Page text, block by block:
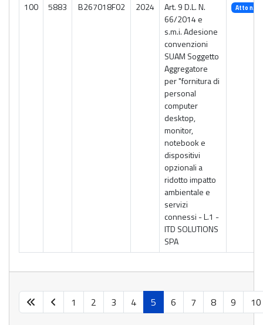
100 5883 B267018F02 2024
Art. 9 D.L. N.
66/2014 e
s.m.i. Adesione
convenzioni
SUAM Soggetto
Aggregatore
per "fornitura di
personal
computer
desktop,
monitor,
notebook e
dispositivi
opzionali a
ridotto impatto
ambientale e
servizi
connessi - L.1 -
ITD SOLUTIONS
SPA
Atto n.
1 2 3 4 5 6 7 8 9 10